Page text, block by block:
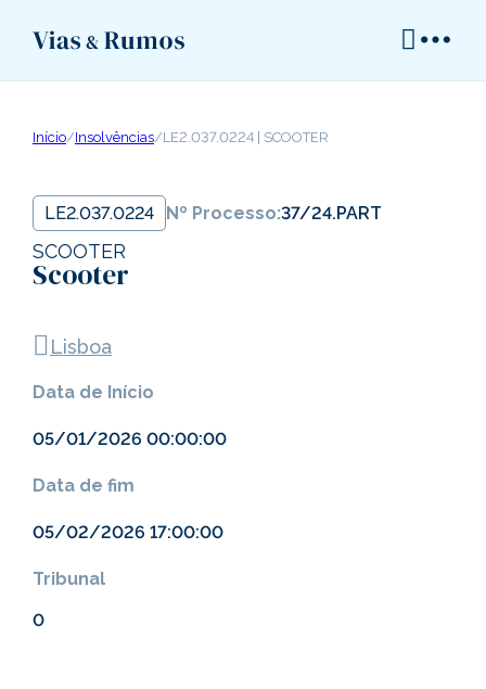
Início/Insolvências/LE2.037.0224 | SCOOTER
LE2.037.0224 Nº Processo:37/24.PART
SCOOTER
Scooter
Lisboa
Data de Início
05/01/2026 00:00:00
Data de fim
05/02/2026 17:00:00
Tribunal
0